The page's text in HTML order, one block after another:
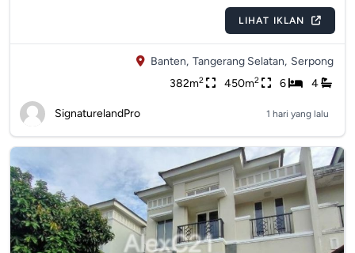
LIHAT IKLAN
Banten, Tangerang Selatan, Serpong
382m2 450m2 6 4
SignaturelandPro 1 hari yang lalu